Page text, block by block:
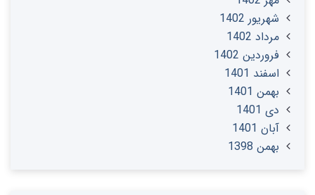
شهریور 1402
مرداد 1402
فروردین 1402
اسفند 1401
بهمن 1401
دی 1401
آبان 1401
بهمن 1398